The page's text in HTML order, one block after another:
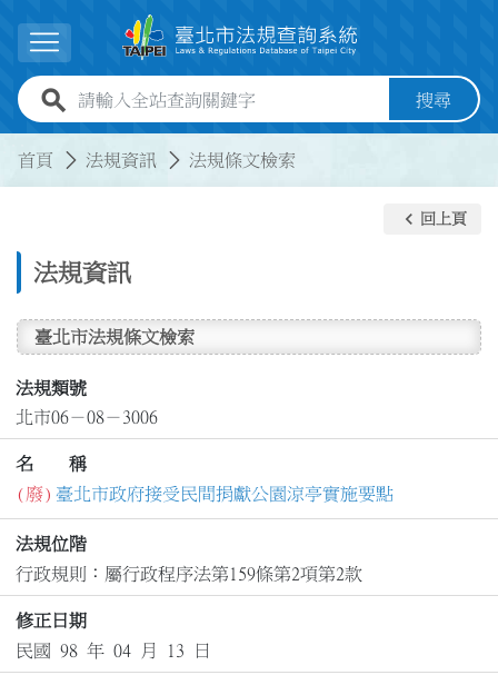
展開選單
全站查詢關鍵字欄位 搜尋
首頁 法規資訊 法規條文檢索
法規資訊
keyboard_arrow_left 回上頁
臺北市法規條文檢索
法規類號
北市06－08－3006
名 稱
(廢) 臺北市政府接受民間捐獻公園涼亭實施要點
法規位階
行政規則：屬行政程序法第159條第2項第2款
修正日期
民國 98 年 04 月 13 日